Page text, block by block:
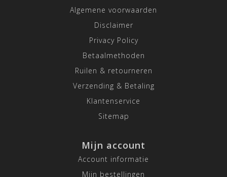
Algemene voorwaarden
Disclaimer
Privacy Policy
Betaalmethoden
Ruilen & retourneren
Verzending & Betaling
Klantenservice
Sitemap
Mijn account
Account informatie
Mijn bestellingen